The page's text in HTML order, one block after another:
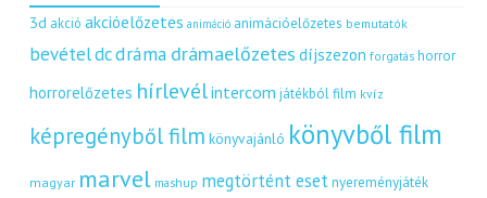
3d akció akcióelőzetes animáció animációelőzetes bemutatók
bevételdcdráma drámaelőzetes díjszezon forgatás horror
horrorelőzetes hírlevélintercom játékból film kvíz
képregényből film könyvajánló könyvből film
magyar marvel mashup megtörtént eset nyereményjáték